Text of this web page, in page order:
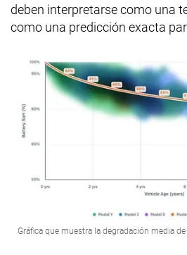
deben interpretarse como una
como una predicción exacta
Gráfica que muestra la degradación media